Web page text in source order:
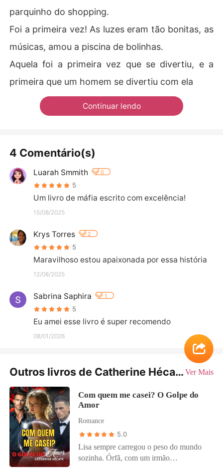
parquinho do shopping.
Foi a primeira vez! As luzes eram tão bonitas, as
músicas, amou a piscina de bolinhas.
Aquela foi a primeira vez que se divertiu, e a
primeira que um homem se divertiu com ela
Continuar lendo
4 Comentário(s)
Luarah Smmith 0
5
Um livro de máfia escrito com excelência!
15/08/2025
Krys Torres 2
5
Maravilhoso estou apaixonada por essa história
12/08/2025
Sabrina Saphira 1
5
Eu amei esse livro é super recomendo
08/01/2026
Outros livros de Catherine Hécate Ver Mais
Com quem me casei? O Golpe do
Amor
Romance
5.0
Lisa sempre carregou o peso do mundo
sozinha. Órfã, com um irmão